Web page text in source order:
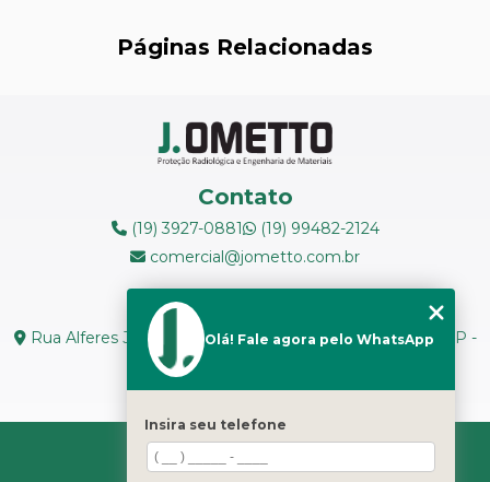
MANUTENÇÃO DE MEDIDORES DE RADIAÇÃO
MEDIÇÃO DE FERRITA
RADIOGRAFIA INDUSTRIAL
RÉPLICAS METALOGRÁFICAS
TRANSPORTE DE REJEITOS RADIOATIVOS
Páginas Relacionadas
Contato
(19) 3927-0881
(19) 99482-2124
comercial@jometto.com.br
Endereço
Rua Alferes José Caetano, N 1665 - Centro Piracicaba - SP -
CEP: 13400-126
HOME
SOBRE NÓS
Olá! Fale agora pelo WhatsApp
Insira seu telefone